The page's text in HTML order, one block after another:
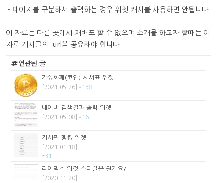
- 페이지를 구분해서 출력하는 경우 위젯 캐시를 사용하면 안됩니다.
이 자료는 다른 곳에서 재배포 할 수 없으며 소개를 하고자 할때는 이
자료 게시글의 url을 공유해야 합니다.
연관된 글
가상화폐(코인) 시세표 위젯
[2021-05-26] *138
네이버 검색결과 출력 위젯
[2021-05-08] *16
게시판 랭킹 위젯
[2021-01-18]
*31
라이믹스 위젯 스타일은 뭔가요?
[2020-11-20]